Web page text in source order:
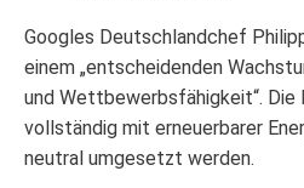
Googles Deutschlandchef
einem „entscheidenden
und Wettbewerbsfähigkeit“.
vollständig mit erneuerbarer
neutral umgesetzt werden.